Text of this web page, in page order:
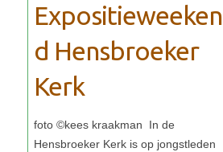
Expositieweeken
d Hensbroeker
Kerk